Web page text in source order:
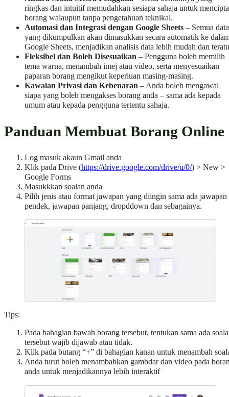
ringkas dan intuitif memudahkan sesiapa sahaja untuk mencipta
borang walaupun tanpa pengetahuan teknikal.
Automasi dan Integrasi dengan Google Sheets – Semua data
yang dikumpulkan akan dimasukkan secara automatik ke
Google Sheets, menjadikan analisis data lebih mudah dan
Fleksibel dan Boleh Disesuaikan – Pengguna boleh memilih
tema warna, menambah imej atau video, serta menyesuaikan
paparan borang mengikut keperluan masing-masing.
Kawalan Privasi dan Kebenaran – Anda boleh mengawal
siapa yang boleh mengakses borang anda – sama ada kepada
umum atau kepada pengguna tertentu sahaja.
Panduan Membuat Borang Online
Log masuk akaun Gmail anda
Klik pada Drive (https://drive.google.com/drive/u/0/) > New >
Google Forms
Masukkkan soalan anda
Pilih jenis atau format jawapan yang diingin sama ada jawapan
pendek, jawapan panjang, dropddown dan sebagainya.
Tips:
Pada bahagian bawah borang tersebut, tentukan sama ada
tersebut wajib dijawab atau tidak.
Klik pada butang “+” di bahagian kanan untuk menambah
Anda turut boleh menambahkan gambdar dan video pada
anda untuk menjadikannya lebih interaktif